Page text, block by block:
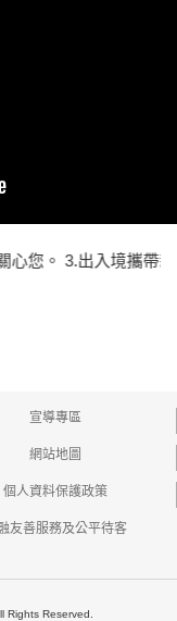
出入境
宣導專區
網站地圖
個人資料保護政策
友善服務及公平待客
Rights Reserved.